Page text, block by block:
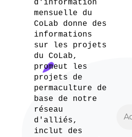
d'information
mensuelle du
CoLab donne des
informations
sur les projets
du CoLab,
promeut les
projets de
permaculture de
base de notre
réseau
d'alliés,
inclut des